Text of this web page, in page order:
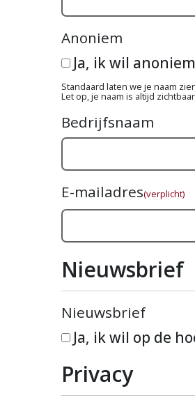
Anoniem
Ja, ik wil
Standaard laten we je naam
Let op, je naam is altijd
Bedrijfsnaam
E-mailadres(verplicht)
Nieuwsbrief
Nieuwsbrief
Ja, ik wil op de
Privacy